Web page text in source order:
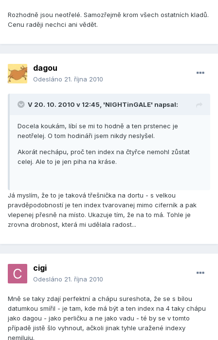
Rozhodně jsou neotřelé. Samozřejmě krom všech ostatních kladů.
Cenu raději nechci ani vědět.
dagou
Odesláno 21. října 2010
V 20. 10. 2010 v 12:45, 'NIGHTinGALE' napsal:
Docela koukám, líbí se mi to hodně a ten prstenec je
neotřelej. O tom hodináři jsem nikdy neslyšel.
Akorát nechápu, proč ten index na čtyřce nemohl zůstat
celej. Ale to je jen piha na kráse.
Já myslím, že to je taková třešnička na dortu - s velkou
pravděpodobností je ten index tvarovanej mimo ciferník a pak
vlepenej přesně na místo. Ukazuje tím, že na to má. Tohle je
zrovna drobnost, která mi udělala radost...
cigi
Odesláno 21. října 2010
Mně se taky zdají perfektní a chápu sureshota, že se s bílou
datumkou smířil - je tam, kde má být a ten index na 4 taky chápu
jako dagou - jako perličku a ne jako vadu - té by se v tomto
případě jistě šlo vyhnout, ačkoli jinak tyhle uražené indexy
nemiluju.